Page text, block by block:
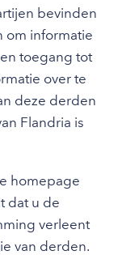
bevinden
om informatie
toegang tot
over te
deze derden
Flandria is
homepage
dat u de
verleent
van derden.